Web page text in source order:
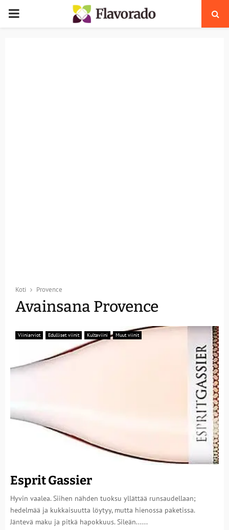
PRIMARY
Koti Provence
Avainsana Provence
Viiniarviot Edulliset viinit Kultaviini Muut viinit
Esprit Gassier
Hyvin vaalea. Siihen nähden tuoksu yllättää runsaudellaan;
hedelmää ja kukkaisuutta löytyy, mutta hienossa paketissa.
Jäntevä maku ja pitkä hapokkuus. Sileän......